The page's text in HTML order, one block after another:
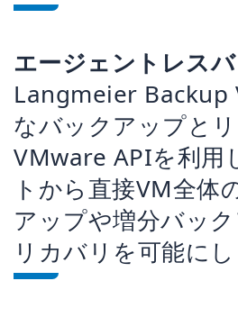
エージェントレス
Langmeier Backup
なバックアップと
VMware APIを利用
トから直接VM全体
アップや増分バッ
リカバリを可能にし